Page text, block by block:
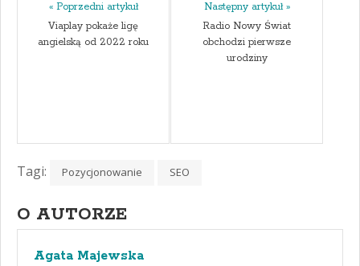
« Poprzedni artykuł
Viaplay pokaże ligę
angielską od 2022 roku
Następny artykuł »
Radio Nowy Świat
obchodzi pierwsze
urodziny
Tagi: Pozycjonowanie SEO
O AUTORZE
Agata Majewska